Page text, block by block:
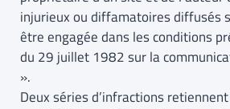
injurieux ou diffamatoires diffusés
être engagée dans les conditions
du 29 juillet 1982 sur la
».
Deux séries d’infractions